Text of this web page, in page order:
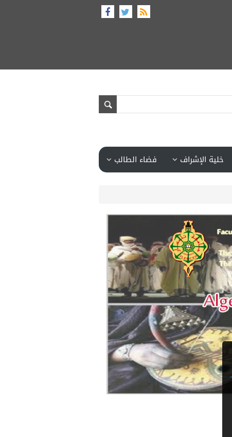
خلية الإشراف فضاء الطالب